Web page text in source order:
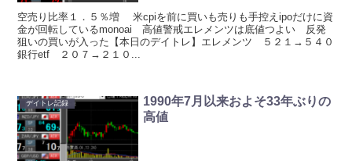
空売り比率１．５％増 米cpiを前に買いも売りも手控えipoだけに資
金が回転しているmonoai 高値警戒エレメンツは底値つよい 反発
狙いの買いが入った【本日のデイトレ】エレメンツ ５２１→５４０
銀行etf ２０７→２１０...
デイトレ記録
1990年7月以来およそ33年ぶりの
高値